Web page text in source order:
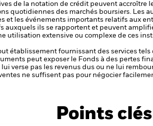
de la notation de crédit peuvent accroître
quotidiennes des marchés boursiers. Les
et les événements importants relatifs aux
auxquels ils se rapportent et peuvent
utilisation extensive ou complexe de ces
établissement fournissant des services
peut exposer le Fonds à des pertes
verse pas les revenus dus ou ne lui
ne suffisent pas pour négocier
Points clés